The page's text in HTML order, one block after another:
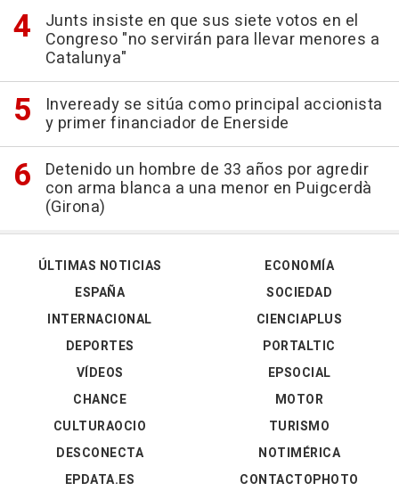
Junts insiste en que sus siete votos en el
Congreso "no servirán para llevar menores a
Catalunya"
Inveready se sitúa como principal accionista
y primer financiador de Enerside
Detenido un hombre de 33 años por agredir
con arma blanca a una menor en Puigcerdà
(Girona)
ÚLTIMAS NOTICIAS
ESPAÑA
INTERNACIONAL
DEPORTES
VÍDEOS
ECONOMÍA
SOCIEDAD
CIENCIAPLUS
PORTALTIC
EPSOCIAL
CHANCE
CULTURAOCIO
DESCONECTA
EPDATA.ES
MOTOR
TURISMO
NOTIMÉRICA
CONTACTOPHOTO